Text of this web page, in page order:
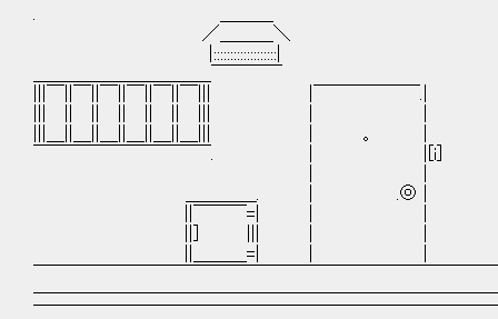
／＿＿＿＼
|:::::::::::::::::::|
|||＿||＿||＿||＿||＿||＿||| | 。 |
￣￣￣￣￣￣￣￣￣￣. | |[i]
＿＿＿＿. | .◎ |
||￣￣￣=| | |
||＿＿＿=| | |